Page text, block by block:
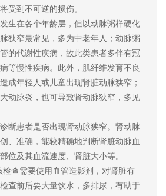
受到不可逆的损伤。
在各个年龄层，但以动脉粥样硬化
狭窄最常见，多为中老年人；动脉粥
的代谢性疾病，故此类患者多伴有冠
等慢性疾病。此外，肌纤维发育不良
成年轻人或儿童出现肾脏动脉狭窄；
动脉炎，也可导致肾动脉狭窄，多见
患者是否出现肾动脉狭窄。肾动脉
、准确，能较精确地判断肾脏动脉血
位及其血流速度、肾脏大小等。
查需要使用血管造影剂，对肾脏有
查前后要大量饮水，多排尿，有助于